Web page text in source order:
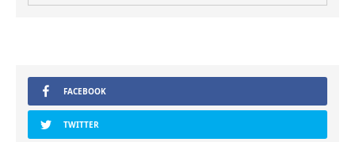
FACEBOOK
TWITTER